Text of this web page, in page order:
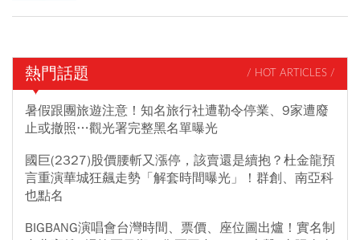
熱門話題 / HOT ARTICLES /
暑假跟團旅遊注意！知名旅行社遭勒令停業、9家遭廢
止或撤照…觀光署完整黑名單曝光
國巨(2327)股價腰斬又漲停，該賣還是續抱？杜金龍預
言重演華城狂飆走勢「解套時間曝光」！群創、南亞科
也點名
BIGBANG演唱會台灣時間、票價、座位圖出爐！實名制